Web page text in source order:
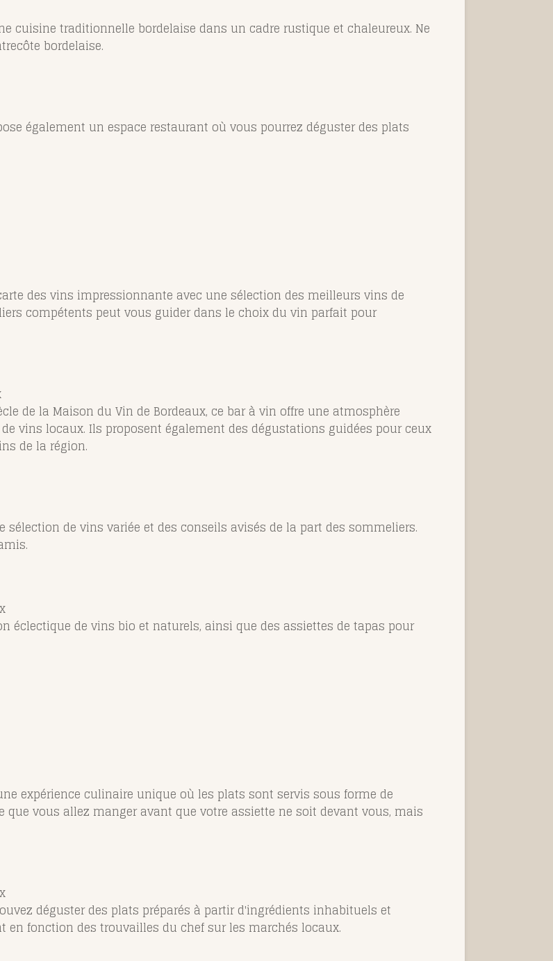
cuisine traditionnelle bordelaise dans un cadre rustique et chaleureux. Ne
bordelaise.
également un espace restaurant où vous pourrez déguster des plats
des vins impressionnante avec une sélection des meilleurs vins de
compétents peut vous guider dans le choix du vin parfait pour
de la Maison du Vin de Bordeaux, ce bar à vin offre une atmosphère
vins locaux. Ils proposent également des dégustations guidées pour ceux
de la région.
de vins variée et des conseils avisés de la part des sommeliers.
éclectique de vins bio et naturels, ainsi que des assiettes de tapas pour
expérience culinaire unique où les plats sont servis sous forme de
que vous allez manger avant que votre assiette ne soit devant vous, mais
déguster des plats préparés à partir d'ingrédients inhabituels et
en fonction des trouvailles du chef sur les marchés locaux.